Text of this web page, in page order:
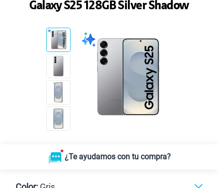
Galaxy S25 128GB Silver Shadow
¿Te ayudamos con tu compra?